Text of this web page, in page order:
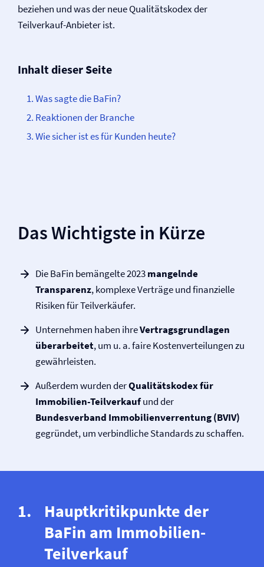
beziehen und was der neue Qualitätskodex der
Teilverkauf-Anbieter ist.
Inhalt dieser Seite
Was sagte die BaFin?
Reaktionen der Branche
Wie sicher ist es für Kunden heute?
Das Wichtigste in Kürze
Die BaFin bemängelte 2023mangelnde
Transparenz, komplexe Verträge und finanzielle
Risiken für Teilverkäufer.
Unternehmen haben ihreVertragsgrundlagen
überarbeitet, um u. a. faire Kostenverteilungen zu
gewährleisten.
Außerdem wurden derQualitätskodex für
Immobilien-Teilverkaufund der
Bundesverband Immobilien­verrentung (BVIV)
gegründet, um verbindliche Standards zu schaffen.
Hauptkritikpunkte der
BaFin am Immobilien-
Teilverkauf